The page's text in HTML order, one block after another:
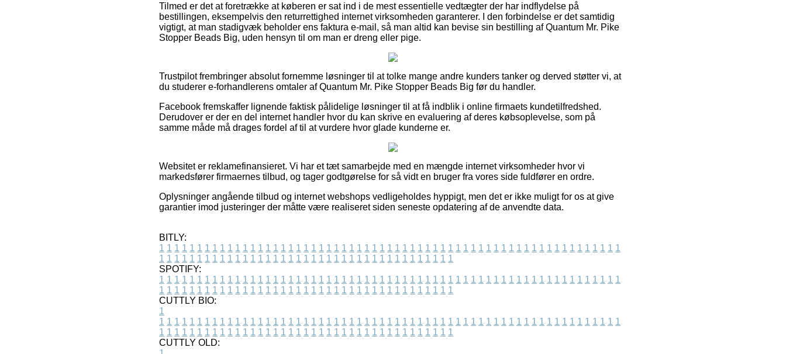
Tilmed er det at foretrække at køberen er sat ind i de mest essentielle vedtægter der har indflydelse på
bestillingen, eksempelvis den returrettighed internet virksomheden garanterer. I den forbindelse er det samtidig
vigtigt, at man stadigvæk beholder ens faktura e-mail, så man altid kan bevise sin bestilling af Quantum Mr. Pike
Stopper Beads Big, uden hensyn til om man er dreng eller pige.
Trustpilot frembringer absolut fornemme løsninger til at tolke mange andre kunders tanker og derved støtter vi, at
du studerer e-forhandlerens omtaler af Quantum Mr. Pike Stopper Beads Big før du handler.
Facebook fremskaffer lignende faktisk pålidelige løsninger til at få indblik i online firmaets kundetilfredshed.
Derudover er der en del internet handler hvor du kan skrive en evaluering af deres købsoplevelse, som på
samme måde må drages fordel af til at vurdere hvor glade kunderne er.
Websitet er reklamefinansieret. Vi har et tæt samarbejde med en mængde internet virksomheder hvor vi
markedsfører firmaernes tilbud, og tager godtgørelse for så vidt en bruger fra vores side fuldfører en ordre.
Oplysninger angående tilbud og internet webshops vedligeholdes hyppigt, men det er ikke muligt for os at give
garantier imod justeringer der måtte være realiseret siden seneste opdatering af de anvendte data.
BITLY:
1 1 1 1 1 1 1 1 1 1 1 1 1 1 1 1 1 1 1 1 1 1 1 1 1 1 1 1 1 1 1 1 1 1 1 1 1 1 1 1 1 1 1 1 1 1 1 1 1 1 1 1 1 1 1 1 1 1 1 1 1
1 1 1 1 1 1 1 1 1 1 1 1 1 1 1 1 1 1 1 1 1 1 1 1 1 1 1 1 1 1 1 1 1 1 1 1 1 1 1
SPOTIFY:
1 1 1 1 1 1 1 1 1 1 1 1 1 1 1 1 1 1 1 1 1 1 1 1 1 1 1 1 1 1 1 1 1 1 1 1 1 1 1 1 1 1 1 1 1 1 1 1 1 1 1 1 1 1 1 1 1 1 1 1 1
1 1 1 1 1 1 1 1 1 1 1 1 1 1 1 1 1 1 1 1 1 1 1 1 1 1 1 1 1 1 1 1 1 1 1 1 1 1 1
CUTTLY BIO:
1
1 1 1 1 1 1 1 1 1 1 1 1 1 1 1 1 1 1 1 1 1 1 1 1 1 1 1 1 1 1 1 1 1 1 1 1 1 1 1 1 1 1 1 1 1 1 1 1 1 1 1 1 1 1 1 1 1 1 1 1 1
1 1 1 1 1 1 1 1 1 1 1 1 1 1 1 1 1 1 1 1 1 1 1 1 1 1 1 1 1 1 1 1 1 1 1 1 1 1 1
CUTTLY OLD: